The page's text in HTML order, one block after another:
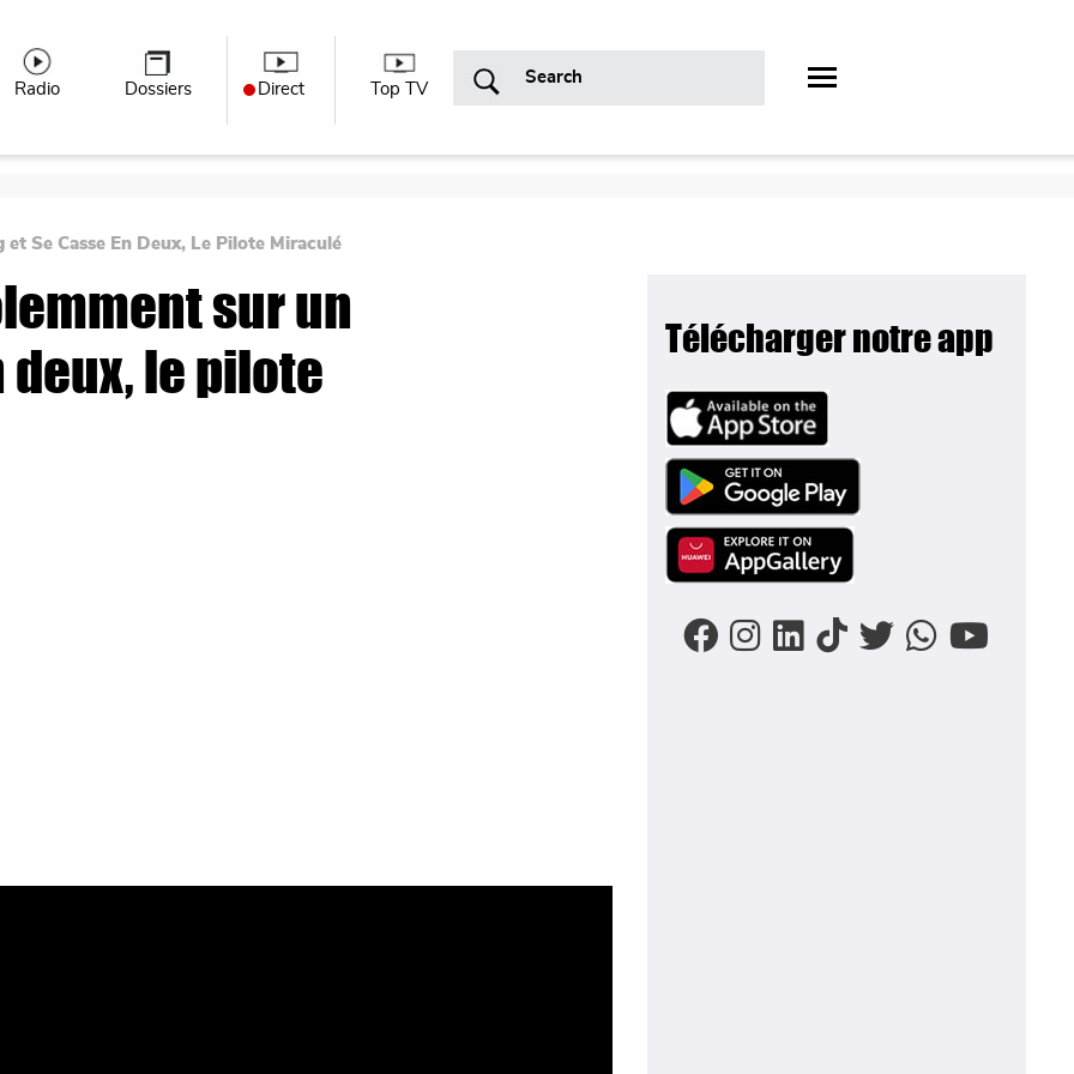
Radio Dossiers Direct Top TV
Se Casse En Deux, Le Pilote Miraculé
sur un
le pilote
Télécharger notre app
Image
Image
Image